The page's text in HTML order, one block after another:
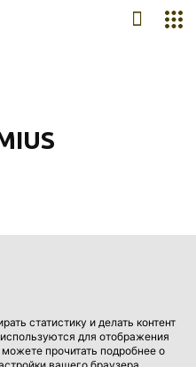
статистику и делать контент
для отображения
прочитать подробнее о